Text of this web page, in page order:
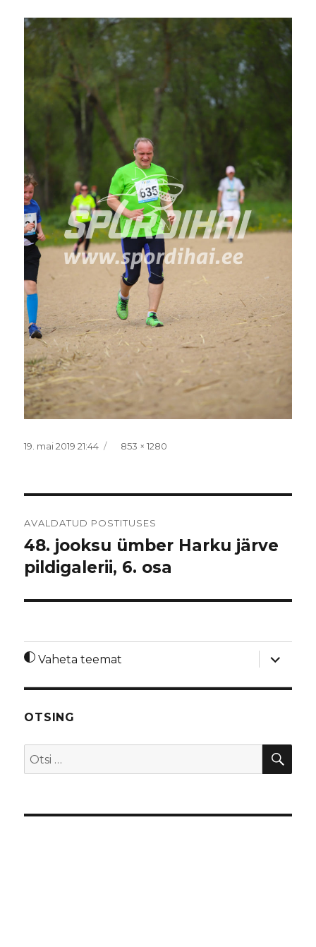
Postitatud
19. mai 2019 21:44 Täissuurus
853 × 1280
AVALDATUD POSTITUSES
48. jooksu ümber Harku järve
pildigalerii, 6. osa
Vaheta teemat
laienda
OTSING
Otsi: